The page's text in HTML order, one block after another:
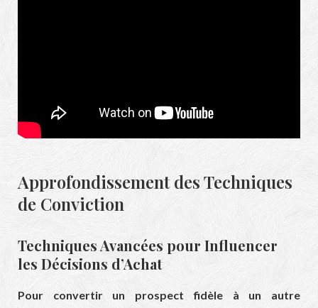
Approfondissement des Techniques
de Conviction
Techniques Avancées pour Influencer
les Décisions d’Achat
Pour convertir un prospect fidèle à un autre